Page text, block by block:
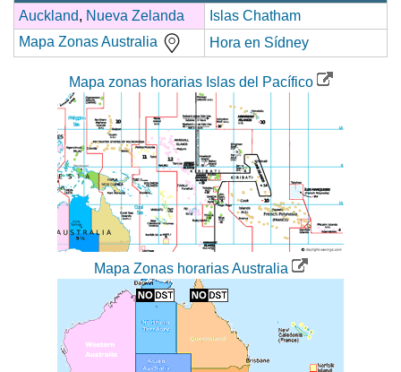
Auckland, Nueva Zelanda
Islas Chatham
Mapa Zonas Australia
Hora en Sídney
Mapa zonas horarias Islas del Pacífico
Mapa Zonas horarias Australia